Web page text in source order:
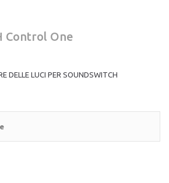
Control One
DELLE LUCI PER SOUNDSWITCH